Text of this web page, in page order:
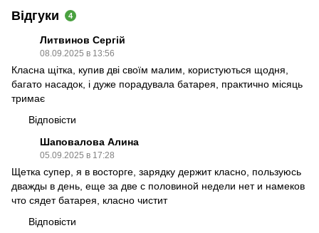
Відгуки 4
Литвинов Сергій
08.09.2025 в 13:56
Класна щітка, купив дві своїм малим, користуються щодня,
багато насадок, і дуже порадувала батарея, практично місяць
тримає
Відповісти
Шаповалова Алина
05.09.2025 в 17:28
Щетка супер, я в восторге, зарядку держит класно, пользуюсь
дважды в день, еще за две с половиной недели нет и намеков
что сядет батарея, класно чистит
Відповісти